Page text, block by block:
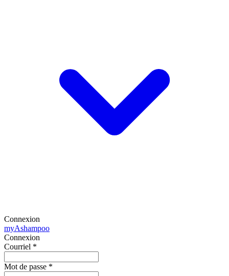
Connexion
myAshampoo
Connexion
Courriel *
Mot de passe *